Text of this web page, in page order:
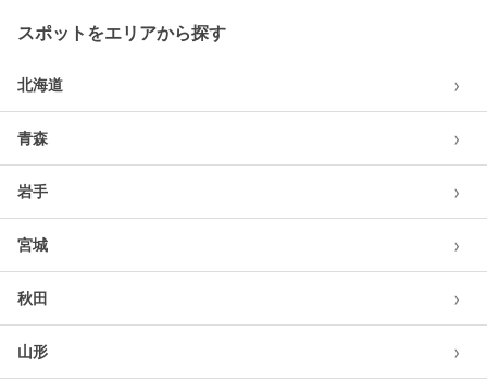
スポットをエリアから探す
北海道 ›
青森 ›
岩手 ›
宮城 ›
秋田 ›
山形 ›